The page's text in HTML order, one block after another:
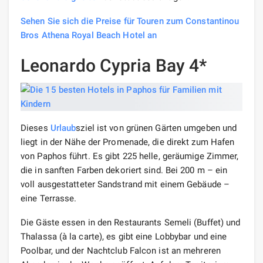
Sehen Sie sich die Preise für Touren zum Constantinou
Bros Athena Royal Beach Hotel an
Leonardo Cypria Bay 4*
Dieses Urlaubsziel ist von grünen Gärten umgeben und
liegt in der Nähe der Promenade, die direkt zum Hafen
von Paphos führt. Es gibt 225 helle, geräumige Zimmer,
die in sanften Farben dekoriert sind. Bei 200 m – ein
voll ausgestatteter Sandstrand mit einem Gebäude –
eine Terrasse.
Die Gäste essen in den Restaurants Semeli (Buffet) und
Thalassa (à la carte), es gibt eine Lobbybar und eine
Poolbar, und der Nachtclub Falcon ist an mehreren